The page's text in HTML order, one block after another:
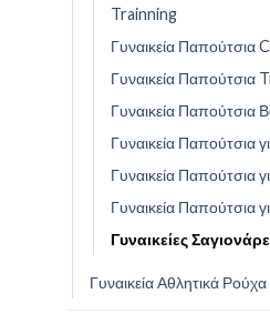
Trainning
Γυναικεία Παπούτσια
Γυναικεία Παπούτσια
Γυναικεία Παπούτσια
Γυναικεία Παπούτσια
Γυναικεία Παπούτσια
Γυναικεία Παπούτσια
Γυναικείες
Γυναικεία Αθλητικά Ρούχα